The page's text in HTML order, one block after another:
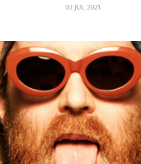
03 JUL 2021